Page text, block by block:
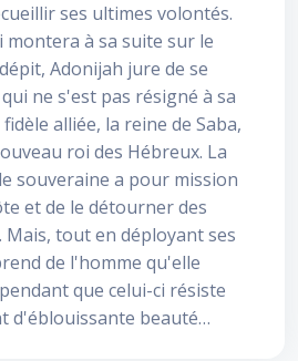
ses ultimes volontés.
montera à sa suite sur le
Adonijah jure de se
ne s'est pas résigné à sa
alliée, la reine de Saba,
roi des Hébreux. La
souveraine a pour mission
et de le détourner des
tout en déployant ses
de l'homme qu'elle
que celui-ci résiste
d'éblouissante beauté…